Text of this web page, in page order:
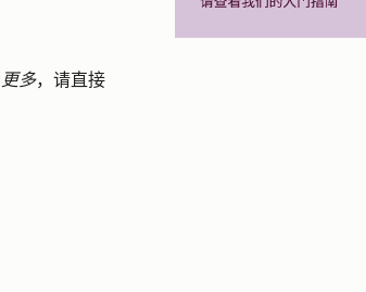
更多，请直接